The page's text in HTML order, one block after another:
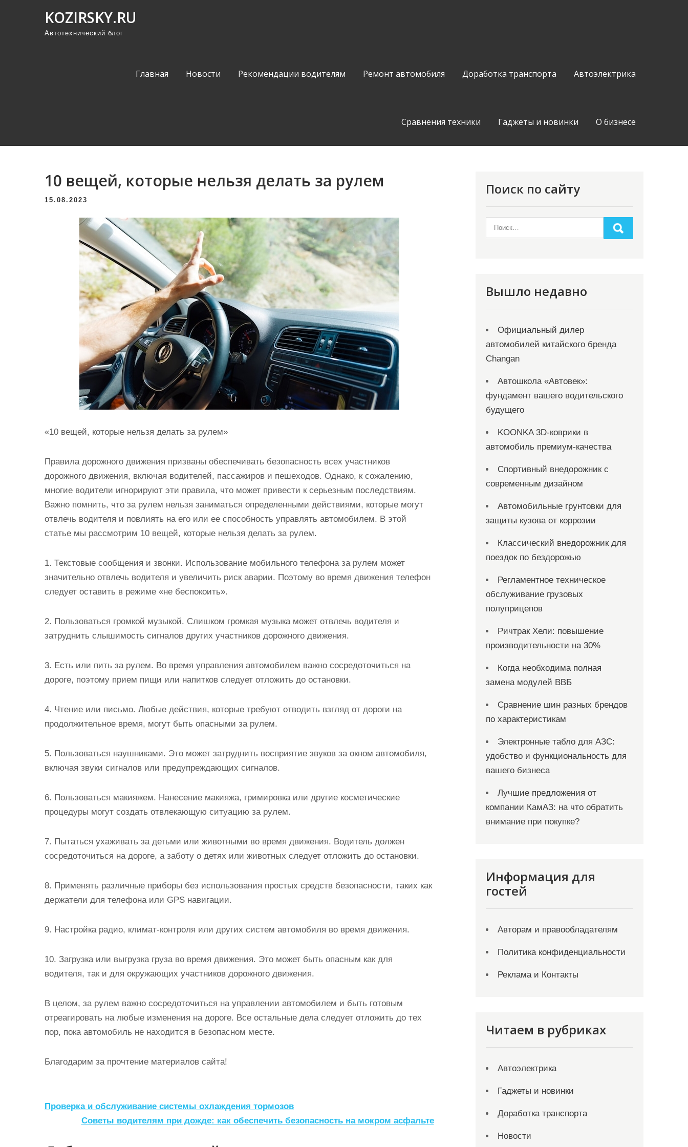
KOZIRSKY.RU
Автотехнический блог
Главная Новости Рекомендации водителям Ремонт автомобиля Доработка транспорта Автоэлектрика
Сравнения техники Гаджеты и новинки О бизнесе
10 вещей, которые нельзя делать за рулем
15.08.2023
«10 вещей, которые нельзя делать за рулем»
Правила дорожного движения призваны обеспечивать безопасность всех участников
дорожного движения, включая водителей, пассажиров и пешеходов. Однако, к сожалению,
многие водители игнорируют эти правила, что может привести к серьезным последствиям.
Важно помнить, что за рулем нельзя заниматься определенными действиями, которые могут
отвлечь водителя и повлиять на его или ее способность управлять автомобилем. В этой
статье мы рассмотрим 10 вещей, которые нельзя делать за рулем.
1. Текстовые сообщения и звонки. Использование мобильного телефона за рулем может
значительно отвлечь водителя и увеличить риск аварии. Поэтому во время движения телефон
следует оставить в режиме «не беспокоить».
2. Пользоваться громкой музыкой. Слишком громкая музыка может отвлечь водителя и
затруднить слышимость сигналов других участников дорожного движения.
3. Есть или пить за рулем. Во время управления автомобилем важно сосредоточиться на
дороге, поэтому прием пищи или напитков следует отложить до остановки.
4. Чтение или письмо. Любые действия, которые требуют отводить взгляд от дороги на
продолжительное время, могут быть опасными за рулем.
5. Пользоваться наушниками. Это может затруднить восприятие звуков за окном автомобиля,
включая звуки сигналов или предупреждающих сигналов.
6. Пользоваться макияжем. Нанесение макияжа, гримировка или другие косметические
процедуры могут создать отвлекающую ситуацию за рулем.
7. Пытаться ухаживать за детьми или животными во время движения. Водитель должен
сосредоточиться на дороге, а заботу о детях или животных следует отложить до остановки.
8. Применять различные приборы без использования простых средств безопасности, таких как
держатели для телефона или GPS навигации.
9. Настройка радио, климат-контроля или других систем автомобиля во время движения.
10. Загрузка или выгрузка груза во время движения. Это может быть опасным как для
водителя, так и для окружающих участников дорожного движения.
В целом, за рулем важно сосредоточиться на управлении автомобилем и быть готовым
отреагировать на любые изменения на дороге. Все остальные дела следует отложить до тех
пор, пока автомобиль не находится в безопасном месте.
Благодарим за прочтение материалов сайта!
Н
в
Проверка и обслуживание системы охлаждения тормозов
Советы водителям при дожде: как обеспечить безопасность на мокром асфальте
Поиск по сайту
Вышло недавно
Официальный дилер
автомобилей китайского бренда
Changan
Автошкола «Автовек»:
фундамент вашего водительского
будущего
KOONKA 3D-коврики в
автомобиль премиум-качества
Спортивный внедорожник с
современным дизайном
Автомобильные грунтовки для
защиты кузова от коррозии
Классический внедорожник для
поездок по бездорожью
Регламентное техническое
обслуживание грузовых
полуприцепов
Ричтрак Хели: повышение
производительности на 30%
Когда необходима полная
замена модулей ВВБ
Сравнение шин разных брендов
по характеристикам
Электронные табло для АЗС:
удобство и функциональность для
вашего бизнеса
Лучшие предложения от
компании КамАЗ: на что обратить
внимание при покупке?
Информация для
гостей
Авторам и правообладателям
Политика конфиденциальности
Реклама и Контакты
Читаем в рубриках
Автоэлектрика
Гаджеты и новинки
Доработка транспорта
Новости